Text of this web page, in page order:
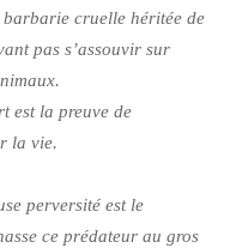
barbarie cruelle héritée de
pas s’assouvir sur
est la preuve de
la vie.
perversité est le
ce prédateur au gros